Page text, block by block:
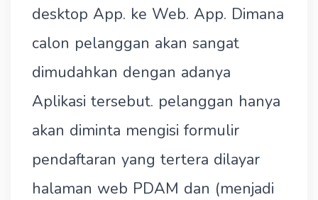
desktop App. ke Web. App. Dimana
calon pelanggan akan sangat
dimudahkan dengan adanya
Aplikasi tersebut. pelanggan hanya
akan diminta mengisi formulir
pendaftaran yang tertera dilayar
halaman web PDAM dan (menjadi